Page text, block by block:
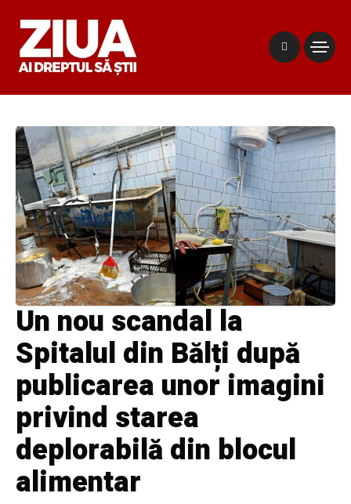
Un nou scandal la
Spitalul din Bălți după
publicarea unor imagini
privind starea
deplorabilă din blocul
alimentar